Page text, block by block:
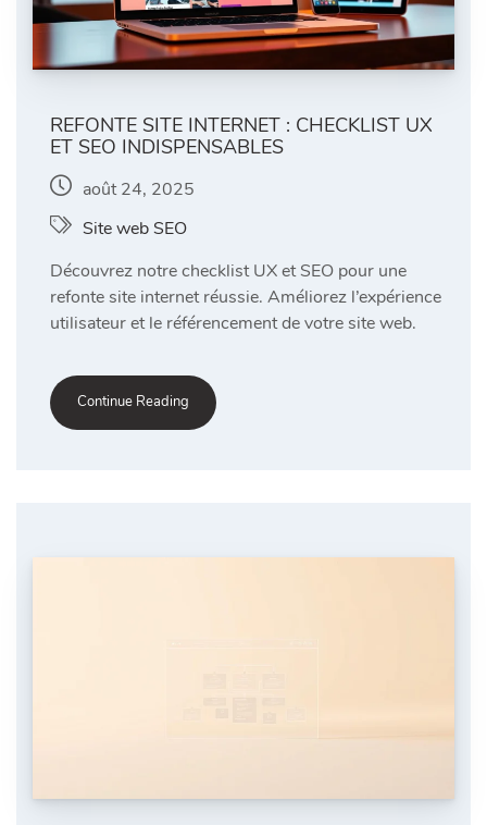
REFONTE SITE INTERNET : CHECKLIST UX
ET SEO INDISPENSABLES
août 24, 2025
Site web SEO
Découvrez notre checklist UX et SEO pour une
refonte site internet réussie. Améliorez l’expérience
utilisateur et le référencement de votre site web.
Continue Reading